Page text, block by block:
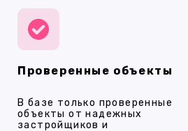
Проверенные объекты
В базе только проверенные
объекты от надежных
застройщиков и